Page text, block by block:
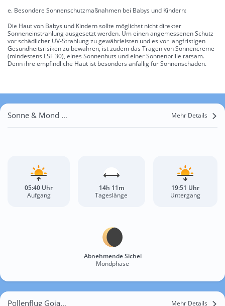
e. Besondere Sonnenschutzmaßnahmen bei Babys und Kindern:
Die Haut von Babys und Kindern sollte möglichst nicht direkter
Sonneneinstrahlung ausgesetzt werden. Um einen angemessenen Schutz
vor schädlicher UV-Strahlung zu gewährleisten und es vor langfristigen
Gesundheitsrisiken zu bewahren, ist zudem das Tragen von Sonnencreme
(mindestens LSF 30), eines Sonnenhuts und einer Sonnenbrille ratsam.
Denn ihre empfindliche Haut ist besonders anfällig für Sonnenschäden.
Sonne & Mond Gojani i Epërm Mehr Details
05:40 Uhr
Aufgang
14h 11m
Tageslänge
19:51 Uhr
Untergang
Abnehmende Sichel
Mondphase
Pollenflug Gojani i Epërm Mehr Details